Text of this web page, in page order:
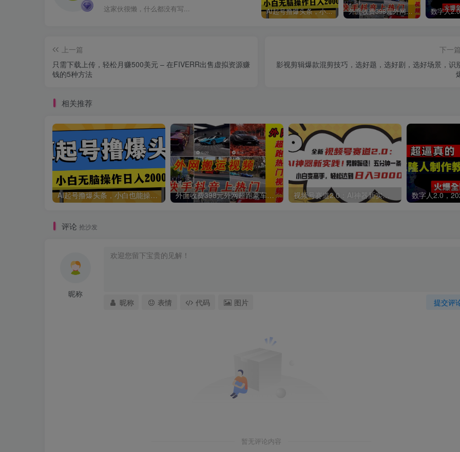
这家伙很懒，什么都没有写... AI起号撸爆头条，小白也能操作，日入2000+ 外面收费398元外网超跑豪车汽车视频搬运至快手抖音上热门项目
上一篇
只需下载上传，轻松月赚500美元 – 在FIVERR出售虚拟资源赚
钱的5种方法
下一
影视剪辑爆款混剪技巧，选好题，选好剧，选好场景，识
相关推荐
AI起号撸爆头条，小白也能操作，日入2000+ 外面收费398元外网超跑豪车汽车视频搬运至快手抖音上热门项目 视频号赛道2.0：AI神器新实践！另辟蹊径！五分钟一条作品，小白变高手…
评论 抢沙发
昵称
提交评
昵称 表情 代码 图片
暂无评论内容